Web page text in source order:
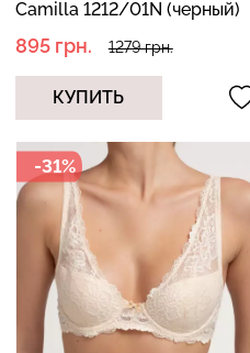
Camilla 1212/01N (черный)
895 грн. 1279 грн.
КУПИТЬ
-31%